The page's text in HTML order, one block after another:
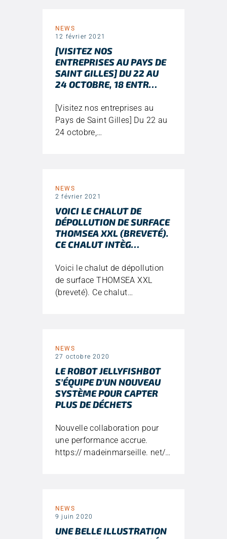
NEWS
12 février 2021
[VISITEZ NOS
ENTREPRISES AU PAYS DE
SAINT GILLES] DU 22 AU
24 OCTOBRE, 18 ENTR…
[Visitez nos entreprises au
Pays de Saint Gilles] Du 22 au
24 octobre,…
NEWS
2 février 2021
VOICI LE CHALUT DE
DÉPOLLUTION DE SURFACE
THOMSEA XXL (BREVETÉ).
CE CHALUT INTÈG…
Voici le chalut de dépollution
de surface THOMSEA XXL
(breveté). Ce chalut…
NEWS
27 octobre 2020
LE ROBOT JELLYFISHBOT
S’ÉQUIPE D’UN NOUVEAU
SYSTÈME POUR CAPTER
PLUS DE DÉCHETS
Nouvelle collaboration pour
une performance accrue.
https:// madeinmarseille. net/…
NEWS
9 juin 2020
UNE BELLE ILLUSTRATION